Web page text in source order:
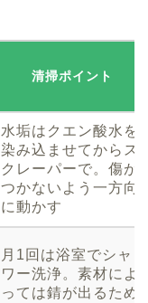
清掃ポイント
水垢はクエン酸水を
染み込ませてからス
クレーパーで。傷が
つかないよう一方向
に動かす
月1回は浴室でシャ
ワー洗浄。素材によ
っては錆が出るため